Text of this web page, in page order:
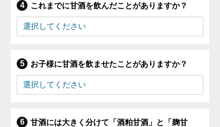
これまでに甘酒を飲んだことがありますか？
お子様に甘酒を飲ませたことがありますか？
甘酒には大きく分けて「酒粕甘酒」と「麹甘